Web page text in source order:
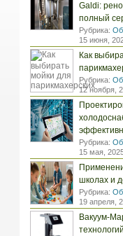
Galdi:
полный
Рубрика:
15 июня,
Как
Рубрика:
12 ноября,
Рубрика:
15 мая,
школах и
Рубрика:
19 апреля,
Вакуум-